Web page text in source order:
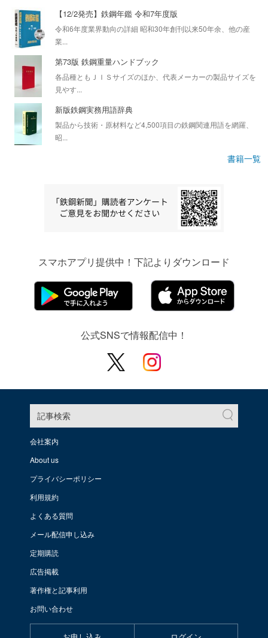
【12/2発売】鉄鋼年鑑 令和7年度版
令和6年度業界動向の詳細 昭和30年創刊以来50年余、他の産
業...
第73版 鉄鋼重量ハンドブック
各品種ともＪＩＳサイズのほか、代表メーカーの製品サイズを
見やす...
新版鉄鋼実務用語辞典
製品から技術・原材料など4,500項目の鉄鋼関連用語を網羅、
昭...
書籍一覧
スマホアプリ提供中！下記よりダウンロード
公式SNSで情報配信中！
記事検索
会社案内
About us
プライバシーポリシー
利用規約
よくある質問
メール配信申し込み
定期購読
広告掲載
著作権と記事利用
お問い合わせ